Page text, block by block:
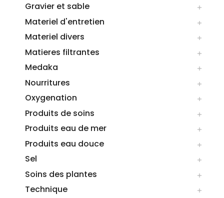
Gravier et sable 
Materiel d'entretien 
Materiel divers 
Matieres filtrantes 
Medaka 
Nourritures 
Oxygenation 
Produits de soins 
Produits eau de mer 
Produits eau douce 
Sel 
Soins des plantes 
Technique 